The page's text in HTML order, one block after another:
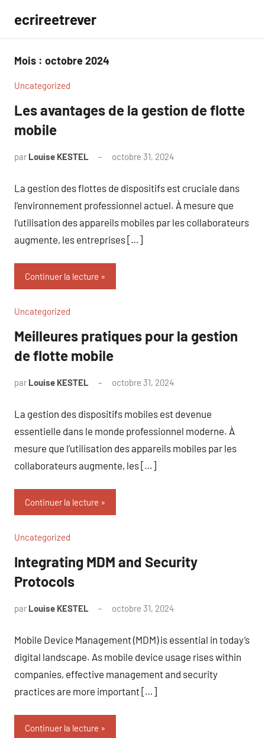
contenu
ecrireetrever
Mois : octobre 2024
Uncategorized
Les avantages de la gestion de flotte
mobile
par Louise KESTEL octobre 31, 2024
La gestion des flottes de dispositifs est cruciale dans
l’environnement professionnel actuel. À mesure que
l’utilisation des appareils mobiles par les collaborateurs
augmente, les entreprises […]
Continuer la lecture
Uncategorized
Meilleures pratiques pour la gestion
de flotte mobile
par Louise KESTEL octobre 31, 2024
La gestion des dispositifs mobiles est devenue
essentielle dans le monde professionnel moderne. À
mesure que l’utilisation des appareils mobiles par les
collaborateurs augmente, les […]
Continuer la lecture
Uncategorized
Integrating MDM and Security
Protocols
par Louise KESTEL octobre 31, 2024
Mobile Device Management (MDM) is essential in today’s
digital landscape. As mobile device usage rises within
companies, effective management and security
practices are more important […]
Continuer la lecture